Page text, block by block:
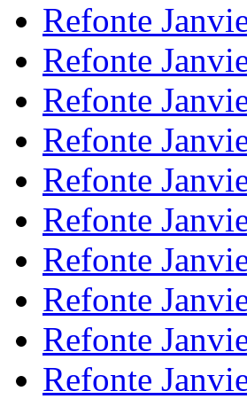
Refonte
Refonte
Refonte
Refonte
Refonte
Refonte
Refonte
Refonte
Refonte
Refonte